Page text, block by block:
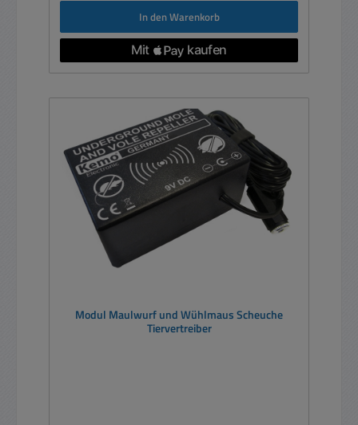
In den Warenkorb
Modul Maulwurf und Wühlmaus Scheuche
Tiervertreiber